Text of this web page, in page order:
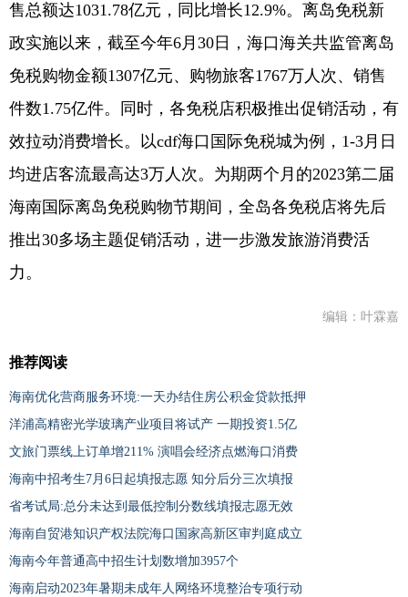
售总额达1031.78亿元，同比增长12.9%。离岛免税新
政实施以来，截至今年6月30日，海口海关共监管离岛
免税购物金额1307亿元、购物旅客1767万人次、销售
件数1.75亿件。同时，各免税店积极推出促销活动，有
效拉动消费增长。以cdf海口国际免税城为例，1-3月日
均进店客流最高达3万人次。为期两个月的2023第二届
海南国际离岛免税购物节期间，全岛各免税店将先后
推出30多场主题促销活动，进一步激发旅游消费活
力。
编辑：叶霖嘉
推荐阅读
海南优化营商服务环境:一天办结住房公积金贷款抵押
洋浦高精密光学玻璃产业项目将试产 一期投资1.5亿
​文旅门票线上订单增211% 演唱会经济点燃海口消费
海南中招考生7月6日起填报志愿 知分后分三次填报
省考试局:总分未达到最低控制分数线填报志愿无效
海南自贸港知识产权法院海口国家高新区审判庭成立
海南今年普通高中招生计划数增加3957个
海南启动2023年暑期未成年人网络环境整治专项行动